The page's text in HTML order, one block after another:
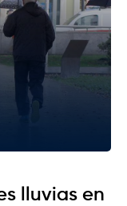
lluvias en